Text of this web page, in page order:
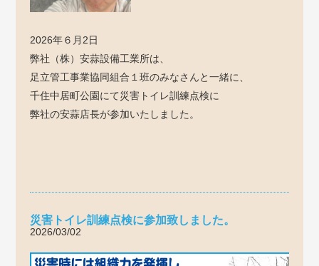
2026年６月2日
弊社（株）安蒜設備工業所は、
足立管工事業協同組合１班のみなさんと一緒に、
千住中居町公園にて災害トイレ訓練点検に
弊社の安蒜店長が参加いたしました。
災害トイレ訓練点検に参加致しました。
2026/03/02